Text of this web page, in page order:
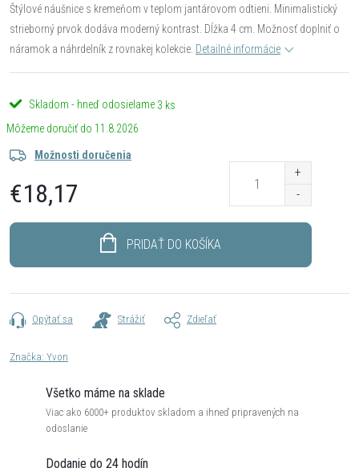
Štýlové náušnice s kremeňom v teplom jantárovom odtieni. Minimalistický
strieborný prvok dodáva moderný kontrast. Dĺžka 4 cm. Možnosť doplniť o
náramok a náhrdelník z rovnakej kolekcie. Detailné informácie
Skladom - hneď odosielame 3 ks
11.8.2026
Možnosti doručenia
€18,17
PRIDAŤ DO KOŠÍKA
Opýtať sa Strážiť Zdieľať
Značka: Yvon
Všetko máme na sklade
Viac ako 6000+ produktov skladom a ihneď pripravených na
odoslanie
Dodanie do 24 hodín